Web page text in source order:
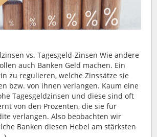
vs. Tagesgeld-Zinsen Wie andere
auch Banken Geld machen. Ein
zu regulieren, welche Zinssätze sie
bzw. von ihnen verlangen. Kaum eine
Tagesgeldzinsen und diese sind oft
von den Prozenten, die sie für
verlangen. Also beobachten wir
Banken diesen Hebel am stärksten